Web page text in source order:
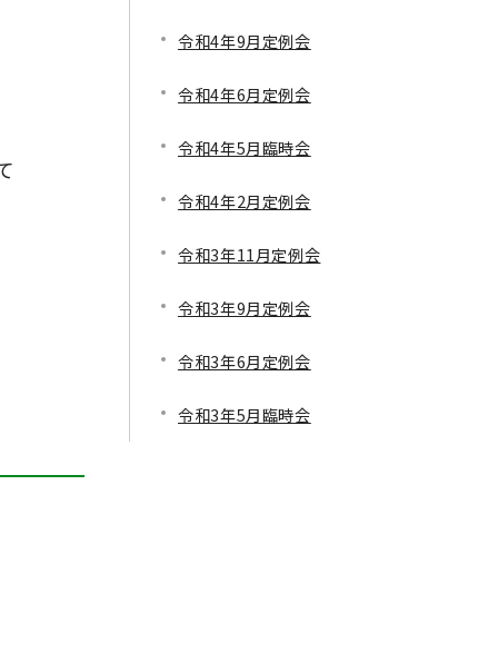
令和4年9月定例会
令和4年6月定例会
令和4年5月臨時会
令和4年2月定例会
令和3年11月定例会
令和3年9月定例会
令和3年6月定例会
令和3年5月臨時会